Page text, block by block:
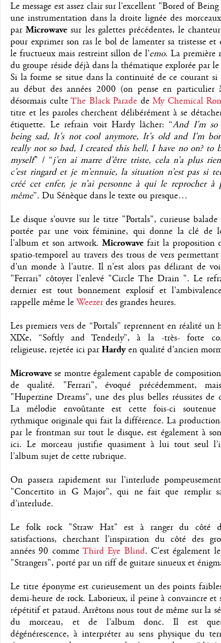
Le message est assez clair sur l'excellent "Bored of
une instrumentation dans la droite lignée des
parMicrowave sur les galettes précédentes, le
pour exprimer son ras le bol de lamenter sa tristesse et
le fructueux mais restreint sillon de l'emo. La première
du groupe réside déjà dans la thématique explorée par
Si la forme se situe dans la continuité de ce courant si
au début des années 2000 (on pense en particulier
désormais culteThe Black Parade deMy Chemical
titre et les paroles cherchent délibérément à se
étiquette. Le refrain voit Hardy lâcher: “And I'm so
being sad, It's not cool anymore, It's old and I'm
really not so bad, I created this hell, I have no on? to
myself” / “j’en ai marre d’être triste, cela n’a plus
c’est ringard et je m’ennuie, la situation n’est pas si
créé cet enfer, je n’ai personne à qui le reprocher à
même”. Du Sénèque dans le texte ou presque…
Le disque s'ouvre sur le titre "Portals", curieuse balade
portée par une voix féminine, qui donne la clé de
l'album et son artwork.Microwave fait la proposition
spatio-temporel au travers des trous de vers
d'un monde à l'autre. Il n'est alors pas délirant de
"Ferrari" côtoyer l'enlevé "Circle The Drain ". Le
dernier est tout bonnement explosif et
rappelle même le Weezerdes grandes heures.
Les premiers vers de “Portals” reprennent en réalité un
XIXe, “Softly and Tenderly”, à la -très- forte
religieuse, rejetée ici parHardyen qualité d’ancien
Microwave se montre également capable de
de qualité. "Ferrari", évoqué précédemment,
"Huperzine Dreams", une des plus belles réussites de
La mélodie envoûtante est cette fois-ci
rythmique originale qui fait la différence. La
par le frontman sur tout le disque, est également à
ici. Le morceau justifie quasiment à lui tout seul
l’album sujet de cette rubrique.
On passera rapidement sur l'interlude
"Concertito in G Major", qui ne fait que remplir
d’interlude.
Le folk rock "Straw Hat" est à ranger du côté
satisfactions, cherchant l'inspiration du côté des
années 90 commeThird Eye Blind. C'est également
"Strangers", porté par un riff de guitare sinueux et
Le titre éponyme est curieusement un des points
demi-heure de rock. Laborieux, il peine à convaincre et
répétitif et pataud. Arrêtons nous tout de même sur la
du morceau, et de l’album donc. Il est
dégénérescence, à interpréter au sens physique du